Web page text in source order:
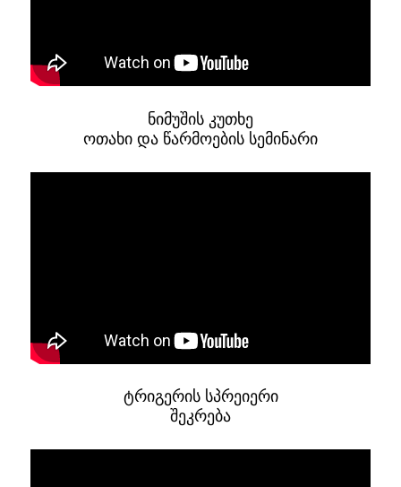
ნიმუშის კუთხე
ოთახი და წარმოების სემინარი
ტრიგერის სპრეიერი
შეკრება